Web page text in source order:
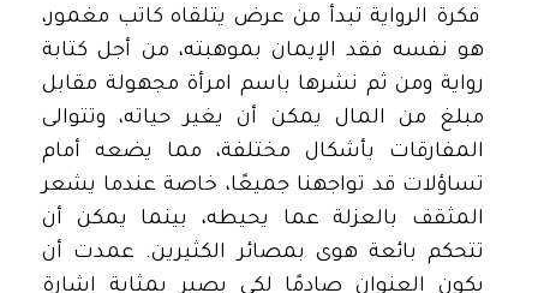
فكرة الرواية تبدأ من عرض يتلقاه كاتب مغمور،
هو نفسه فقد الإيمان بموهبته، من أجل كتابة
رواية ومن ثم نشرها باسم امرأة مجهولة مقابل
مبلغ من المال يمكن أن يغير حياته، وتتوالى
المفارقات بأشكال مختلفة، مما يضعه أمام
تساؤلات قد تواجهنا جميعًا، خاصة عندما يشعر
المثقف بالعزلة عما يحيطه، بينما يمكن أن
تتحكم بائعة هوى بمصائر الكثيرين. عمدت أن
يكون العنوان صادمًا لكي يصير بمثابة إشارة